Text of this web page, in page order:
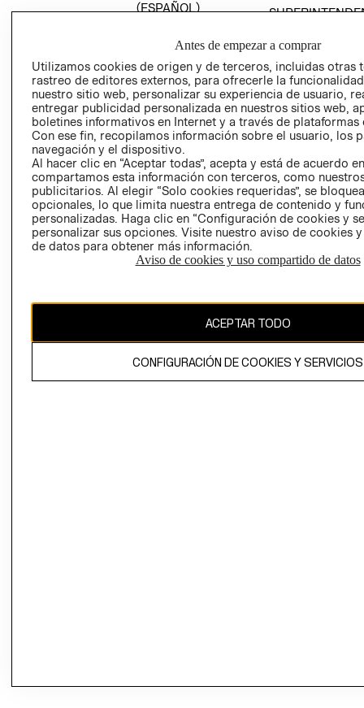
(ESPAÑOL)
TRANSPARENCIA
Y ÉTICA (INGLÉS)
COMERCIO - SIC
PETICIONES
QUEJAS Y
RECLAMOS
Colombia ($)
CAMBIAR REGIÓN
propiedad de H&M Hennes & Mauritz AB.
Antes de empezar a comprar
Utilizamos cookies de origen y de terceros, incluidas otras
rastreo de editores externos, para ofrecerle la
nuestro sitio web, personalizar su experiencia de usuario,
entregar publicidad personalizada en nuestros sitios web,
boletines informativos en Internet y a través de plataformas
Con ese fin, recopilamos información sobre el usuario, los
navegación y el dispositivo.
Al hacer clic en “Aceptar todas”, acepta y está de acuerdo
compartamos esta información con terceros, como
publicitarios. Al elegir “Solo cookies requeridas”, se
opcionales, lo que limita nuestra entrega de contenido y
personalizadas. Haga clic en “Configuración de cookies y
personalizar sus opciones. Visite nuestro aviso de cookies
de datos para obtener más información.
Aviso de cookies y uso compartido de datos
ACEPTAR TODO
CONFIGURACIÓN DE COOKIES Y SERVICIOS